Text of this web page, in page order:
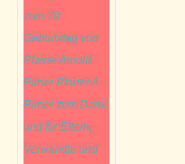
zum 70.
Geburtstag von
Pfarrer Arnold
Pirner Pfarrer A.
Pirner zum Dank
und für Eltern,
Verwandte und